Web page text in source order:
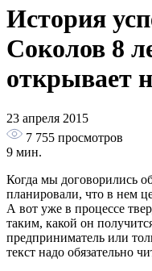
История
Соколов 8
открывает
23 апреля 2015
7 755 просмотров
9 мин.
Когда мы договорились
планировали, что в нем
А вот уже в процессе
таким, какой он
предприниматель или
текст надо обязательно